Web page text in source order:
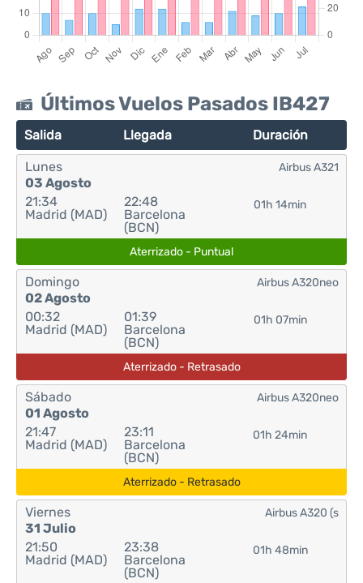
Últimos Vuelos Pasados IB427
Salida Llegada Duración
Lunes
03 Agosto
21:34
Madrid (MAD)
22:48
Barcelona
(BCN)
01h 14min
Airbus A321
Aterrizado - Puntual
Domingo
02 Agosto
00:32
Madrid (MAD)
01:39
Barcelona
(BCN)
01h 07min
Airbus A320neo
Aterrizado - Retrasado
Sábado
01 Agosto
21:47
Madrid (MAD)
23:11
Barcelona
(BCN)
01h 24min
Airbus A320neo
Aterrizado - Retrasado
Viernes
31 Julio
21:50
Madrid (MAD)
23:38
Barcelona
(BCN)
01h 48min
Airbus A320 (s